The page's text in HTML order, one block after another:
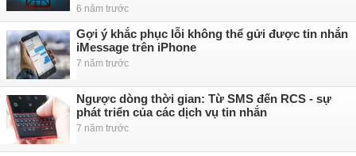
6 năm trước
Gợi ý khắc phục lỗi không thể gửi được tin nhắn
iMessage trên iPhone
7 năm trước
Ngược dòng thời gian: Từ SMS đến RCS - sự
phát triển của các dịch vụ tin nhắn
7 năm trước